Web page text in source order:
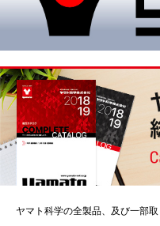
ヤマト科学の全製品、及び一部